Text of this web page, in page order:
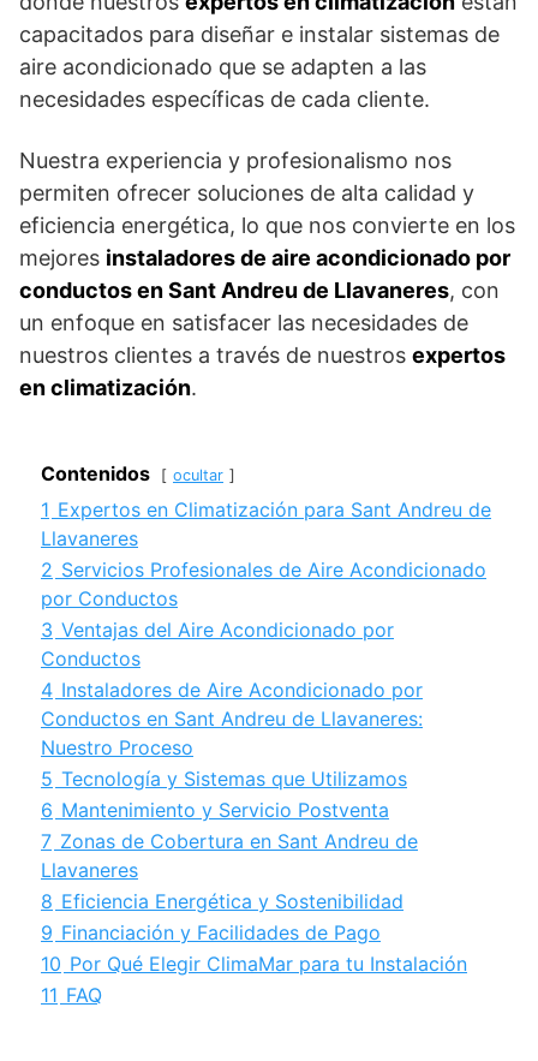
capacitados para diseñar e instalar sistemas de
aire acondicionado que se adapten a las
necesidades específicas de cada cliente.
Nuestra experiencia y profesionalismo nos
permiten ofrecer soluciones de alta calidad y
eficiencia energética, lo que nos convierte en los
mejores instaladores de aire acondicionado por
conductos en Sant Andreu de Llavaneres, con
un enfoque en satisfacer las necesidades de
nuestros clientes a través de nuestros expertos
en climatización.
Contenidos ocultar
1 Expertos en Climatización para Sant Andreu de
Llavaneres
2 Servicios Profesionales de Aire Acondicionado
por Conductos
3 Ventajas del Aire Acondicionado por
Conductos
4 Instaladores de Aire Acondicionado por
Conductos en Sant Andreu de Llavaneres:
Nuestro Proceso
5 Tecnología y Sistemas que Utilizamos
6 Mantenimiento y Servicio Postventa
7 Zonas de Cobertura en Sant Andreu de
Llavaneres
8 Eficiencia Energética y Sostenibilidad
9 Financiación y Facilidades de Pago
10 Por Qué Elegir ClimaMar para tu Instalación
11 FAQ